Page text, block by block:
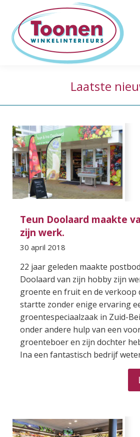
Laatste
Teun Doolaard maakte
zijn werk.
30 april 2018
22 jaar geleden maakte
Doolaard van zijn hobby zijn
groente en fruit en de verkoop
startte zonder enige ervaring
groentespeciaalzaak in Zuid-
onder andere hulp van een
groenteboer en zijn dochter
Ina een fantastisch bedrijf